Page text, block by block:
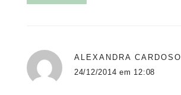
ALEXANDRA CARDOSO
24/12/2014 em 12:08